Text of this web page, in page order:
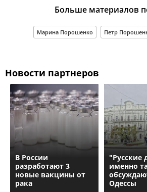
Больше материалов
Марина Порошенко Петр
Новости партнеров
В России
разработают 3
новые вакцины от
рака
"Русские
именно
Одессы